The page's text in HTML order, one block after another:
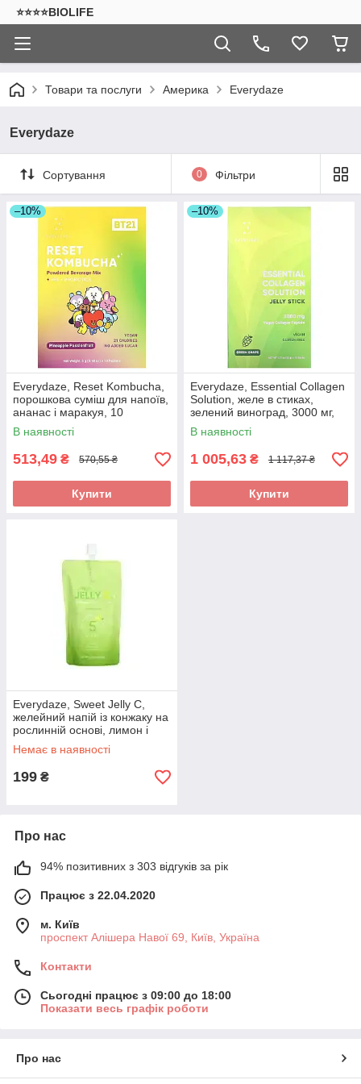
⭐⭐⭐⭐BIOLIFE
Товари та послуги Америка Everydaze
Everydaze
Сортування 0 Фільтри
–10%
Everydaze, Reset Kombucha,
порошкова суміш для напоїв,
ананас і маракуя, 10
пакетиків по 5 г (0,18 унції)
оригінал
В наявності
513,49 ₴ 570,55 ₴
Купити
–10%
Everydaze, Essential Collagen
Solution, желе в стиках,
зелений виноград, 3000 мг,
10 стиків по 20 г (0,7 оригінал
В наявності
1 005,63 ₴ 1 117,37 ₴
Купити
Everydaze, Sweet Jelly C,
желейний напій із конжаку на
рослинній основі, лимон і
лайм, 150 мл (5,02 рідк.
Немає в наявності
199 ₴
Про нас
94% позитивних з 303 відгуків за рік
Працює з 22.04.2020
м. Київ
проспект Алішера Навої 69, Київ, Україна
Контакти
Сьогодні працює з 09:00 до 18:00
Показати весь графік роботи
Про нас